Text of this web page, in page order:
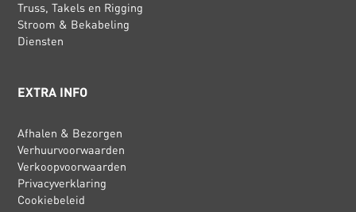
Truss, Takels en Rigging
Stroom & Bekabeling
Diensten
EXTRA INFO
Afhalen & Bezorgen
Verhuurvoorwaarden
Verkoopvoorwaarden
Privacyverklaring
Cookiebeleid